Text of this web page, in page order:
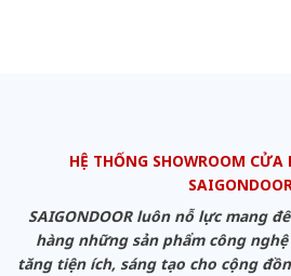
HỆ THỐNG SHOWROOM CỬA
SAIGONDOOR luôn nỗ lực mang
hàng những sản phẩm công
tăng tiện ích, sáng tạo cho cộng